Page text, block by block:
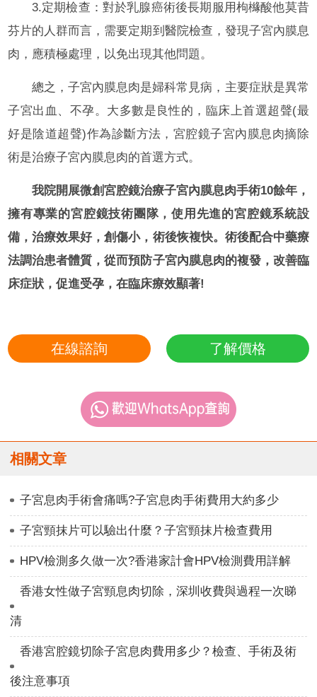
3.定期檢查：對於乳腺癌術後長期服用枸櫞酸他莫昔
芬片的人群而言，需要定期到醫院檢查，發現子宮內膜息
肉，應積極處理，以免出現其他問題。
總之，子宮內膜息肉是婦科常見病，主要症狀是異常
子宮出血、不孕。大多數是良性的，臨床上首選超聲(最
好是陰道超聲)作為診斷方法，宮腔鏡子宮內膜息肉摘除
術是治療子宮內膜息肉的首選方式。
我院開展微創宮腔鏡治療子宮內膜息肉手術10餘年，
擁有專業的宮腔鏡技術團隊，使用先進的宮腔鏡系統設
備，治療效果好，創傷小，術後恢複快。術後配合中藥療
法調治患者體質，從而預防子宮內膜息肉的複發，改善臨
床症狀，促進受孕，在臨床療效顯著!
在線諮詢 了解價格
相關文章
子宮息肉手術會痛嗎?子宮息肉手術費用大約多少
子宮頸抹片可以驗出什麼？子宮頸抹片檢查費用
HPV檢測多久做一次?香港家計會HPV檢測費用詳解
香港女性做子宮頸息肉切除，深圳收費與過程一次睇
清
香港宮腔鏡切除子宮息肉費用多少？檢查、手術及術
後注意事項